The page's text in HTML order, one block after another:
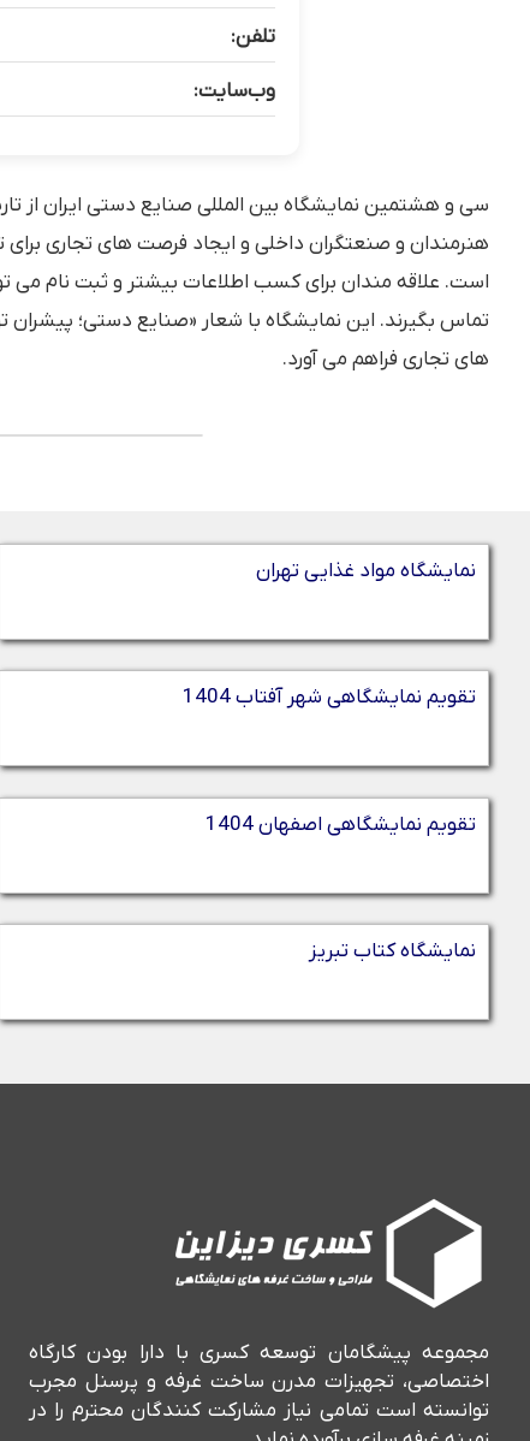
تلفن:
وب‌سایت:
هنرمندان و صنعتگران داخلی و ایجاد فرصت های تجاری برای
تماس بگیرند. این نمایشگاه با شعار «صنایع دستی؛
های تجاری فراهم می آورد.
نمایشگاه مواد غذایی تهران
تقویم نمایشگاهی شهر آفتاب 1404
تقویم نمایشگاهی اصفهان 1404
نمایشگاه کتاب تبریز
مجموعه پیشگامان توسعه کسری با دارا بودن کارگاه
اختصاصی، تجهیزات مدرن ساخت غرفه و پرسنل مجرب
توانسته است تمامی نیاز مشارکت کنندگان محترم را در